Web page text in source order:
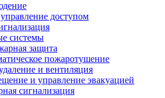
доступом
системы
защита
пожаротушение
и вентиляция
и управление эвакуацией
сигнализация